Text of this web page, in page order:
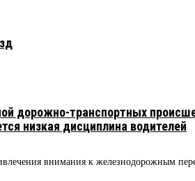
дорожно-транспортных
низкая дисциплина водителей
внимания к железнодорожным